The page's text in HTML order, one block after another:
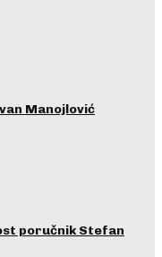
Ivan Manojlović
poručnik Stefan